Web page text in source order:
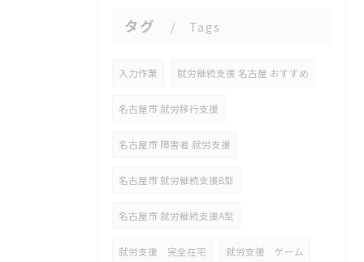
タグ Tags
入力作業 就労継続支援 名古屋 おすすめ
名古屋市 就労移行支援
名古屋市 障害者 就労支援
名古屋市 就労継続支援B型
名古屋市 就労継続支援A型
就労支援 完全在宅 就労支援 ゲーム